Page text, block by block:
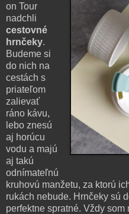
on Tour
nadchli
cestovné
hrnčeky.
Budeme si
do nich na
cestách s
priateľom
zalievať
ráno kávu,
lebo znesú
aj horúcu
vodu a majú
aj takú
odnímateľnú
kruhovú manžetu, za ktorú
rukách nebude. Hrnčeky sú
perfektne spratné. Vždy